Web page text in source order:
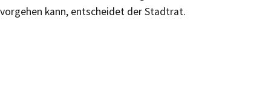
vorgehen kann, entscheidet der Stadtrat.